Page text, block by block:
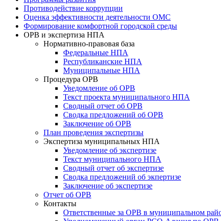
Противодействие коррупции
Оценка эффективности деятельности ОМС
Формирование комфортной городской среды
ОРВ и экспертиза НПА
Нормативно-правовая база
Федеральные НПА
Республиканские НПА
Муниципальные НПА
Процедура ОРВ
Уведомление об ОРВ
Текст проекта муниципального НПА
Сводный отчет об ОРВ
Сводка предложений об ОРВ
Заключение об ОРВ
План проведения экспертизы
Экспертиза муниципальных НПА
Уведомление об экспертизе
Текст муниципального НПА
Сводный отчет об экспертизе
Сводка предложений об экпертизе
Заключение об экспертизе
Отчет об ОРВ
Контакты
Ответственные за ОРВ в муниципальном